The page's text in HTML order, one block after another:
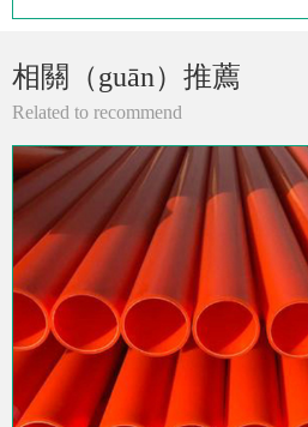
相關（guān）推薦
Related to recommend